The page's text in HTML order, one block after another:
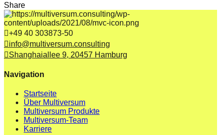
Share
+49 40 303873-50
info@multiversum.consulting
Shanghaiallee 9, 20457 Hamburg
Navigation
Startseite
Über Multiversum
Multiversum Produkte
Multiversum-Team
Karriere